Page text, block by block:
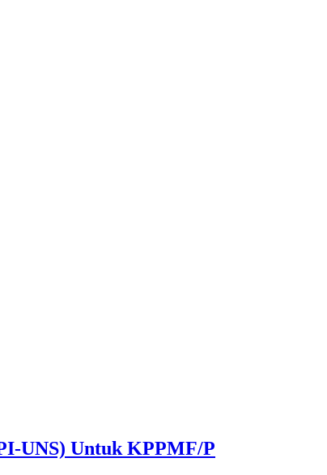
UNS) Untuk KPPMF/P